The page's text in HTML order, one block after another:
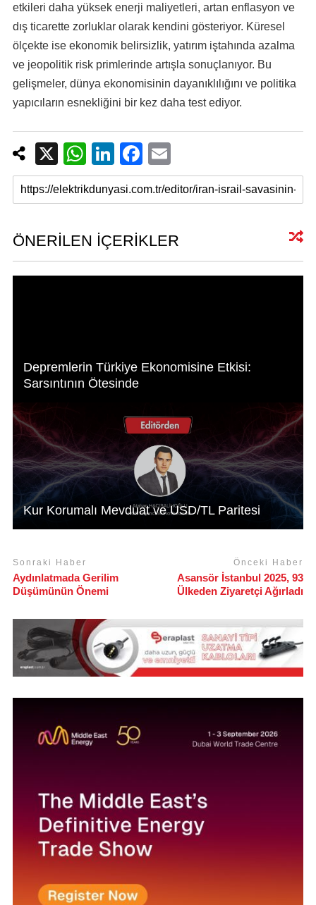
etkileri daha yüksek enerji maliyetleri, artan enflasyon ve
dış ticarette zorluklar olarak kendini gösteriyor. Küresel
ölçekte ise ekonomik belirsizlik, yatırım iştahında azalma
ve jeopolitik risk primlerinde artışla sonuçlanıyor. Bu
gelişmeler, dünya ekonomisinin dayanıklılığını ve politika
yapıcıların esnekliğini bir kez daha test ediyor.
X
W
h
at
A
p
Li
n
k
dI
n
F
a
c
b
o
m
ail
ÖNERİLEN İÇERİKLER
Depremlerin Türkiye Ekonomisine Etkisi:
Sarsıntının Ötesinde
Kur Korumalı Mevduat ve USD/TL Paritesi
Sonraki Haber
Aydınlatmada Gerilim
Düşümünün Önemi
Önceki Haber
Asansör İstanbul 2025, 93
Ülkeden Ziyaretçi Ağırladı